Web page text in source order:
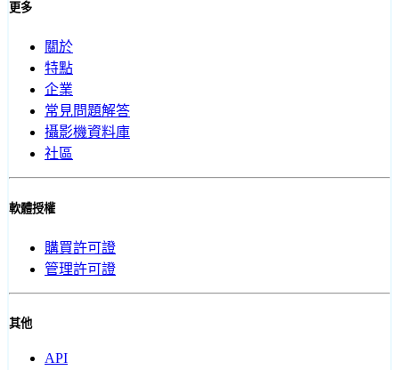
更多
關於
特點
企業
常見問題解答
攝影機資料庫
社區
軟體授權
購買許可證
管理許可證
其他
API